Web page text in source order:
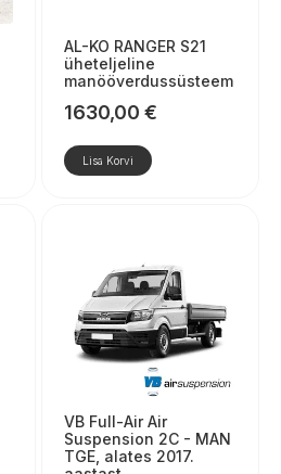
AL-KO RANGER S21
üheteljeline
manööverdussüsteem
1630,00 €
Lisa Korvi
VB Full-Air Air
Suspension 2C - MAN
TGE, alates 2017.